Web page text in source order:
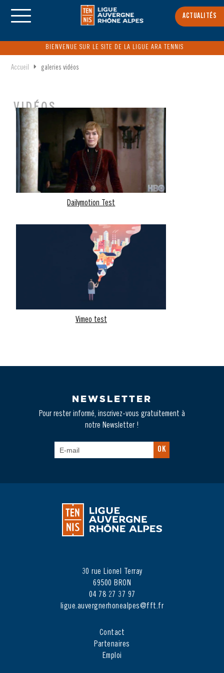
ACTUALITÉS
BIENVENUE SUR LE SITE DE LA LIGUE ARA TENNIS
Accueil galeries vidéos
VIDÉOS
Dailymotion Test
Vimeo test
NEWSLETTER
Pour rester informé, inscrivez-vous gratuitement à
notre Newsletter !
OK
30 rue Lionel Terray
69500 BRON
04 78 27 37 97
ligue.auvergnerhonealpes@fft.fr
Contact
Partenaires
Emploi